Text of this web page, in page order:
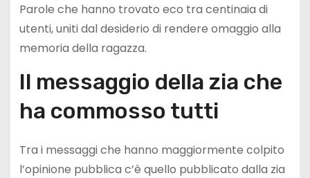
Parole che hanno trovato eco tra centinaia di
utenti, uniti dal desiderio di rendere omaggio alla
memoria della ragazza.
Il messaggio della zia che
ha commosso tutti
Tra i messaggi che hanno maggiormente colpito
l’opinione pubblica c’è quello pubblicato dalla zia